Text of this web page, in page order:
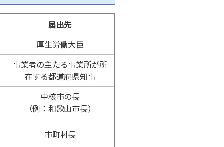
届出先
厚生労働大臣
事業者の主たる事業所が所
在する都道府県知事
中核市の長
（例：和歌山市長）
市町村長